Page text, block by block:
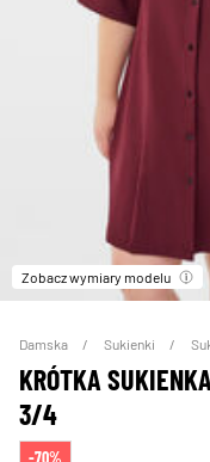
Zobacz wymiary modelu
Damska Sukienki
KRÓTKA
3/4